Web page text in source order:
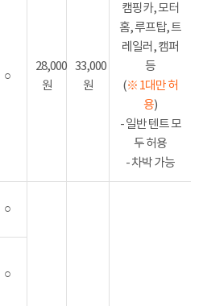
○
28,000
원
33,000
원
캠핑카, 모터
홈, 루프탑, 트
레일러, 캠퍼
등
(※ 1대만 허
용)
- 일반 텐트 모
두 허용
- 차박 가능
○
○